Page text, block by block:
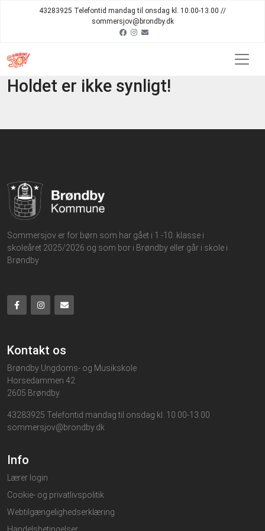
43283925 Telefontid mandag til onsdag kl. 10.00-13.00 //
sommersjov@brondby.dk
Holdet er ikke synligt!
Sommersjov er for børn som har gået i 1.-10. klasse i
skoleåret 2025/2026 og som bor i Brøndby eller går i skole i
Brøndby
Kontakt os
Brøndby Ungdoms- og Musikskole
Horsedammen 42
2605 Brøndby
43283925 Telefontid mandag til onsdag kl. 10.00-13.00
sommersjov@brondby.dk
Info
Lærer login
Cookie- og privatlivspolitik
Webtilgængelighedserklæring